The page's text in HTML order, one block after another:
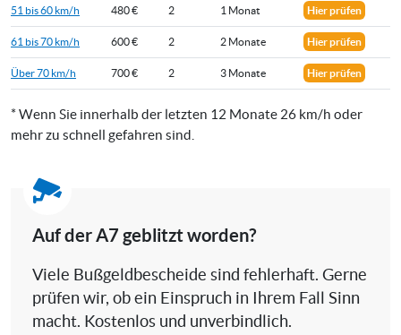
51 bis 60 km/h 480 € 2 1 Monat Hier prüfen
61 bis 70 km/h 600 € 2 2 Monate Hier prüfen
Über 70 km/h 700 € 2 3 Monate Hier prüfen
* Wenn Sie innerhalb der letzten 12 Monate 26 km/h oder
mehr zu schnell gefahren sind.
Auf der A7 geblitzt worden?
Viele Bußgeldbescheide sind fehlerhaft. Gerne
prüfen wir, ob ein Einspruch in Ihrem Fall Sinn
macht. Kostenlos und unverbindlich.